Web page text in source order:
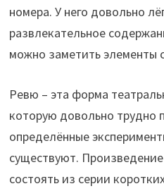
номера. У него довольно
развлекательное
можно заметить элементы
Ревю – эта форма
которую довольно трудно
определённые
существуют.
состоять из серии